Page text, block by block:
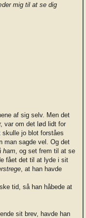
mig til at se dig
af sig selv. Men det
var om det lød lidt for
skulle jo blot forståes
man sagde vel. Og det
ham , og set frem til at se
fået det til at lyde i sit
, at han havde
tid, så han håbede at
sit brev, havde han